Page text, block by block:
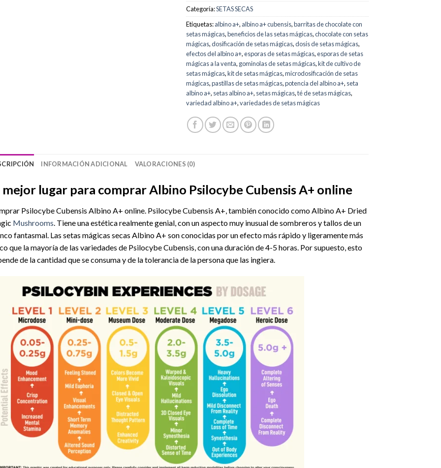
Categoría:SETAS SECAS
Etiquetas:albino a+, albino a+ cubensis,barritas de chocolate con
setas mágicas,beneficios de las setas mágicas,chocolate con setas
mágicas,dosificación de setas mágicas,dosis de setas mágicas,
efectos del albino a+,esporas de setas mágicas,esporas de setas
mágicas a la venta, gominolas de setas mágicas,kit de cultivo de
setas mágicas,kit de setas mágicas,microdosificación de setas
mágicas,pastillas de setas mágicas,potencia del albino a+, seta
albino a+, setas albino a+, setas mágicas,té de setas mágicas,
variedad albino a+,variedades de setas mágicas
INFORMACIÓN ADICIONAL VALORACIONES (0)
mejor lugar para comprar Albino Psilocybe Cubensis A+ online
Psilocybe Cubensis Albino A+ online. Psilocybe Cubensis A+, también conocido como Albino A+ Dried
Mushrooms. Tiene una estética realmente genial, con un aspecto muy inusual de sombreros y tallos de un
fantasmal. Las setas mágicas secas Albino A+ son conocidas por un efecto más rápido y ligeramente más
que la mayoría de las variedades de Psilocybe Cubensis, con una duración de 4-5 horas. Por supuesto, esto
de la cantidad que se consuma y de la tolerancia de la persona que las ingiera.